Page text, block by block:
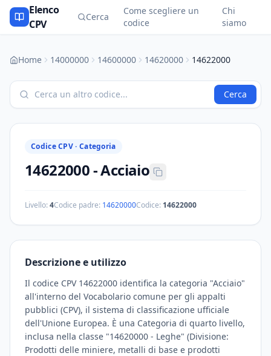
Elenco
CPV
Cerca
Come scegliere un
codice
Chi
siamo
Home 14000000 14600000 14620000 14622000
Cerca
Codice CPV · Categoria
14622000-Acciaio
Livello:4Codice padre: 14620000Codice: 14622000
Descrizione e utilizzo
Il codice CPV 14622000 identifica la categoria "Acciaio"
all'interno del Vocabolario comune per gli appalti
pubblici (CPV), il sistema di classificazione ufficiale
dell'Unione Europea. È una Categoria di quarto livello,
inclusa nella classe "14620000 - Leghe" (Divisione:
Prodotti delle miniere, metalli di base e prodotti